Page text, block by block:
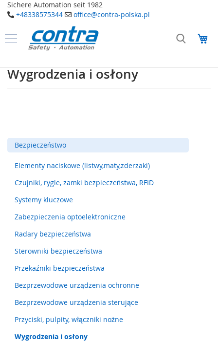
Sichere Automation seit 1982
+48338575344
office@contra-polska.pl
do
treściProdukty
B
e
e
ń
s
o
E
e
e
t
y
n
a
i
k
w
Wygrodzenia i osłony
Bezpieczeństwo
Elementy naciskowe (listwy,maty,zderzaki)
Czujniki, rygle, zamki bezpieczeństwa, RFID
Systemy kluczowe
Zabezpieczenia optoelektroniczne
Radary bezpieczeństwa
Sterowniki bezpieczeństwa
Przekaźniki bezpieczeństwa
Bezprzewodowe urządzenia ochronne
Bezprzewodowe urządzenia sterujące
Przyciski, pulpity, włączniki nożne
Wygrodzenia i osłony